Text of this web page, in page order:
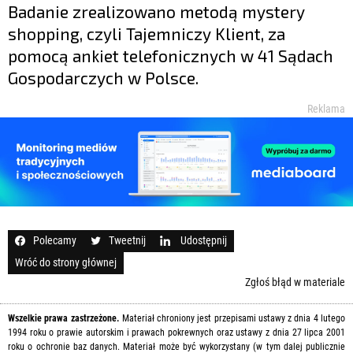
Badanie zrealizowano metodą mystery
shopping, czyli Tajemniczy Klient, za
pomocą ankiet telefonicznych w 41 Sądach
Gospodarczych w Polsce.
Reklama
Polecamy Tweetnij
Udostępnij
Wróć do strony głównej
Zgłoś błąd w materiale
Wszelkie prawa zastrzeżone. Materiał chroniony jest przepisami ustawy z dnia 4 lutego
1994 roku o prawie autorskim i prawach pokrewnych oraz ustawy z dnia 27 lipca 2001
roku o ochronie baz danych. Materiał może być wykorzystany (w tym dalej publicznie